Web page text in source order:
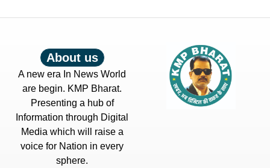
About us
A new era In News World
are begin. KMP Bharat.
Presenting a hub of
Information through Digital
Media which will raise a
voice for Nation in every
sphere.